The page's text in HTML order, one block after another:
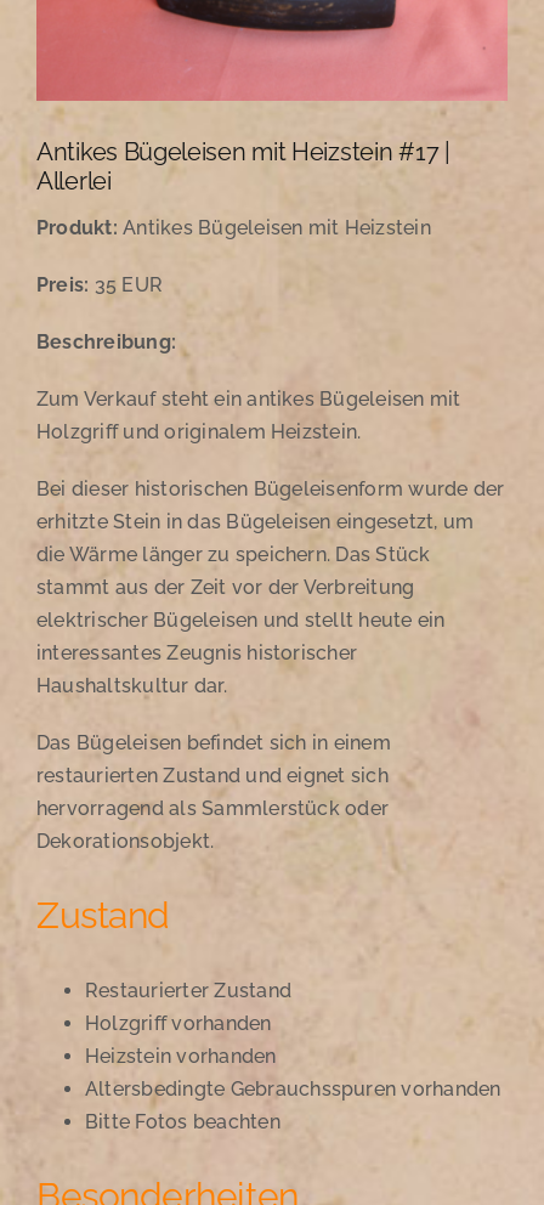
zum Shop
Antikes Bügeleisen mit Heizstein #17 |
Allerlei
Produkt:Antikes Bügeleisen mit Heizstein
Preis: 35 EUR
Beschreibung:
Zum Verkauf steht ein antikes Bügeleisen mit
Holzgriff und originalem Heizstein.
Bei dieser historischen Bügeleisenform wurde der
erhitzte Stein in das Bügeleisen eingesetzt, um
die Wärme länger zu speichern. Das Stück
stammt aus der Zeit vor der Verbreitung
elektrischer Bügeleisen und stellt heute ein
interessantes Zeugnis historischer
Haushaltskultur dar.
Das Bügeleisen befindet sich in einem
restaurierten Zustand und eignet sich
hervorragend als Sammlerstück oder
Dekorationsobjekt.
Zustand
Restaurierter Zustand
Holzgriff vorhanden
Heizstein vorhanden
Altersbedingte Gebrauchsspuren vorhanden
Bitte Fotos beachten
Besonderheiten